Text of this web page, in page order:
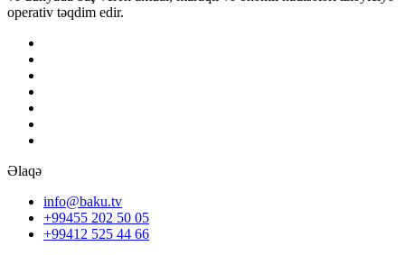
operativ təqdim edir.
Əlaqə
info@baku.tv
+99455 202 50 05
+99412 525 44 66